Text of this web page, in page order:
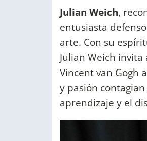
Julian Weich,
entusiasta
arte. Con su
Julian Weich
Vincent van Gogh
y pasión
aprendizaje y el